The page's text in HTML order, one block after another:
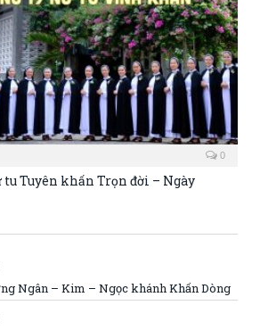
0
tu Tuyên khấn Trọn đời – Ngày
Ngân – Kim – Ngọc khánh Khấn Dòng